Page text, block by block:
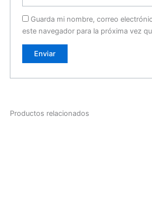
Guarda mi nombre, correo
este navegador para la próxima vez
Productos relacionados